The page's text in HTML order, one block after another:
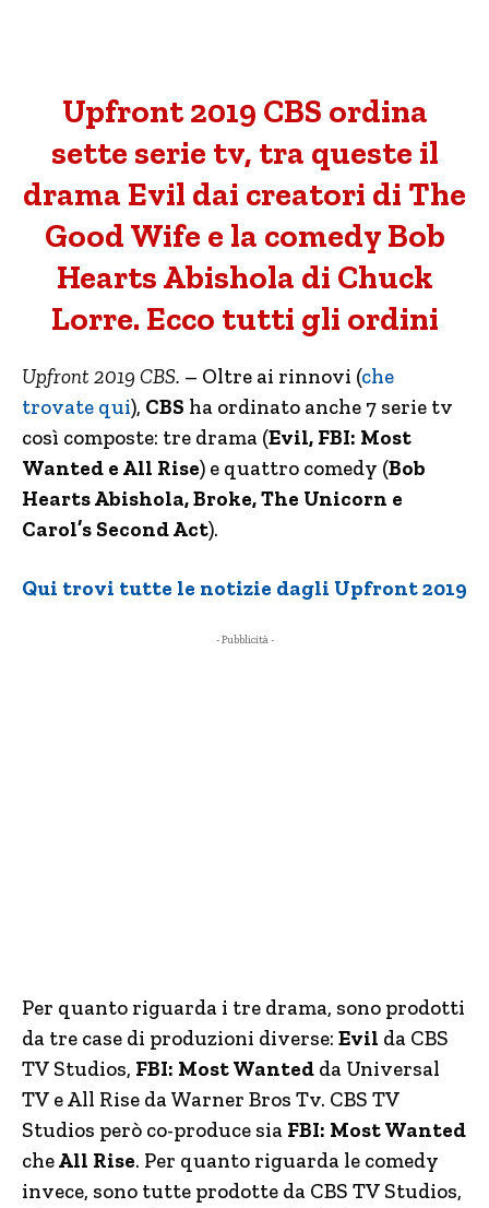
Upfront 2019 CBS ordina
sette serie tv, tra queste il
drama Evil dai creatori di The
Good Wife e la comedy Bob
Hearts Abishola di Chuck
Lorre. Ecco tutti gli ordini
Upfront 2019 CBS. – Oltre ai rinnovi (che
trovate qui), CBS ha ordinato anche 7 serie tv
così composte: tre drama (Evil, FBI: Most
Wanted e All Rise) e quattro comedy (Bob
Hearts Abishola, Broke, The Unicorn e
Carol’s Second Act).
Qui trovi tutte le notizie dagli Upfront 2019
- Pubblicità -
Per quanto riguarda i tre drama, sono prodotti
da tre case di produzioni diverse: Evil da CBS
TV Studios, FBI: Most Wanted da Universal
TV e All Rise da Warner Bros Tv. CBS TV
Studios però co-produce sia FBI: Most Wanted
cheAll Rise. Per quanto riguarda le comedy
invece, sono tutte prodotte da CBS TV Studios,